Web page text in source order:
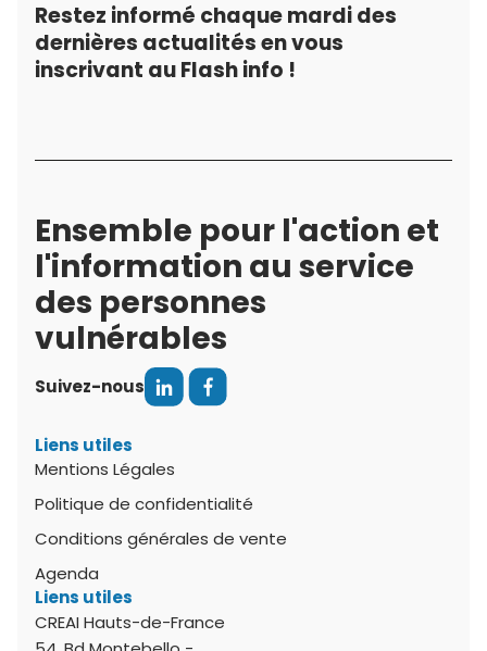
Restez informé chaque mardi des
dernières actualités en vous
inscrivant au Flash info !
Ensemble pour l'action et
l'information au service
des personnes
vulnérables
Suivez-nous
Liens utiles
Mentions Légales
Politique de confidentialité
Conditions générales de vente
Agenda
Liens utiles
CREAI Hauts-de-France